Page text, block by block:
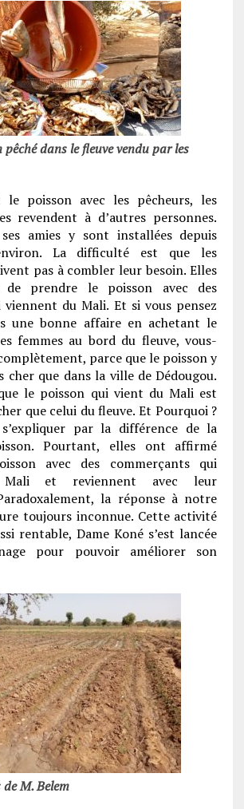
pêché dans le fleuve vendu par les
le poisson avec les pêcheurs, les
revendent à d’autres personnes.
amies y sont installées depuis
La difficulté est que les
pas à combler leur besoin. Elles
de prendre le poisson avec des
viennent du Mali. Et si vous pensez
une bonne affaire en achetant le
femmes au bord du fleuve, vous-
parce que le poisson y
cher que dans la ville de Dédougou.
le poisson qui vient du Mali est
que celui du fleuve. Et Pourquoi ?
par la différence de la
Pourtant, elles ont affirmé
avec des commerçants qui
et reviennent avec leur
la réponse à notre
toujours inconnue. Cette activité
rentable, Dame Koné s’est lancée
pour pouvoir améliorer son
M. Belem